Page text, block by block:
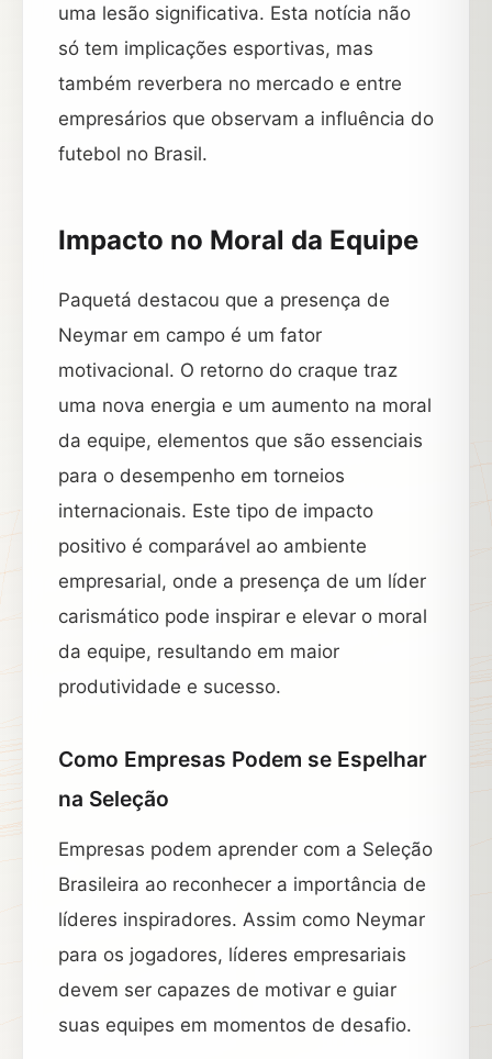
uma lesão significativa. Esta notícia não
só tem implicações esportivas, mas
também reverbera no mercado e entre
empresários que observam a influência do
futebol no Brasil.
Impacto no Moral da Equipe
Paquetá destacou que a presença de
Neymar em campo é um fator
motivacional. O retorno do craque traz
uma nova energia e um aumento na moral
da equipe, elementos que são essenciais
para o desempenho em torneios
internacionais. Este tipo de impacto
positivo é comparável ao ambiente
empresarial, onde a presença de um líder
carismático pode inspirar e elevar o moral
da equipe, resultando em maior
produtividade e sucesso.
Como Empresas Podem se Espelhar
na Seleção
Empresas podem aprender com a Seleção
Brasileira ao reconhecer a importância de
líderes inspiradores. Assim como Neymar
para os jogadores, líderes empresariais
devem ser capazes de motivar e guiar
suas equipes em momentos de desafio.